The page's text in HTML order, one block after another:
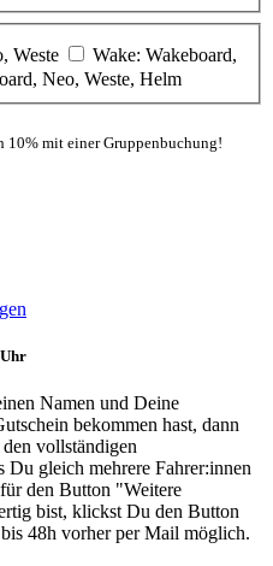
Weste
Wake: Wakeboard,
Neo, Weste, Helm
10% mit einer Gruppenbuchung!
Namen und Deine
bekommen hast, dann
vollständigen
Du gleich mehrere Fahrer:innen
den Button "Weitere
bist, klickst Du den Button
48h vorher per Mail möglich.